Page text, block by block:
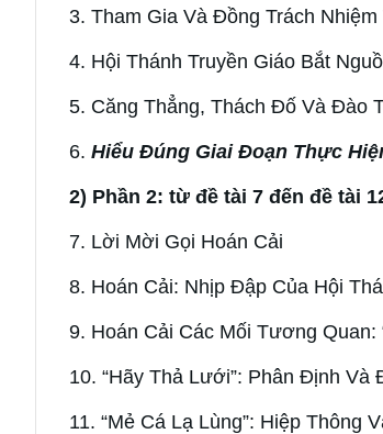
3. Tham Gia Và Đồng Trách Nhiệm
4. Hội Thánh Truyền Giáo Bắt
5. Căng Thẳng, Thách Đố Và Đào
6. Hiểu Đúng Giai Đoạn Thực
2) Phần 2: từ đề tài 7 đến đề tài
7. Lời Mời Gọi Hoán Cải
8. Hoán Cải: Nhịp Đập Của Hội
9. Hoán Cải Các Mối Tương Quan:
10. “Hãy Thả Lưới”: Phân Định Và
11. “Mẻ Cá Lạ Lùng”: Hiệp Thông